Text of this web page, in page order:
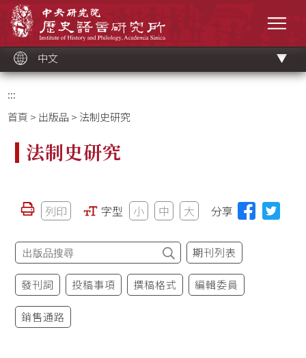
中文
:::
首頁 > 出版品 > 法制史研究
法制史研究
列印 字型 小 中 大 分享
期刊列表
發刊詞 投稿事項 撰稿格式 編輯委員
銷售通路